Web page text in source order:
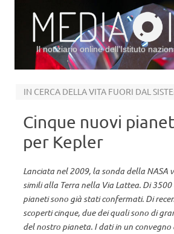
Il notiziario online dell’Istituto
Cinque nuovi
per Kepler
Lanciata nel 2009, la sonda della NASA
simili alla Terra nella Via Lattea. Di
pianeti sono già stati confermati. Di
scoperti cinque, due dei quali sono di
del nostro pianeta. I dati in un convegno